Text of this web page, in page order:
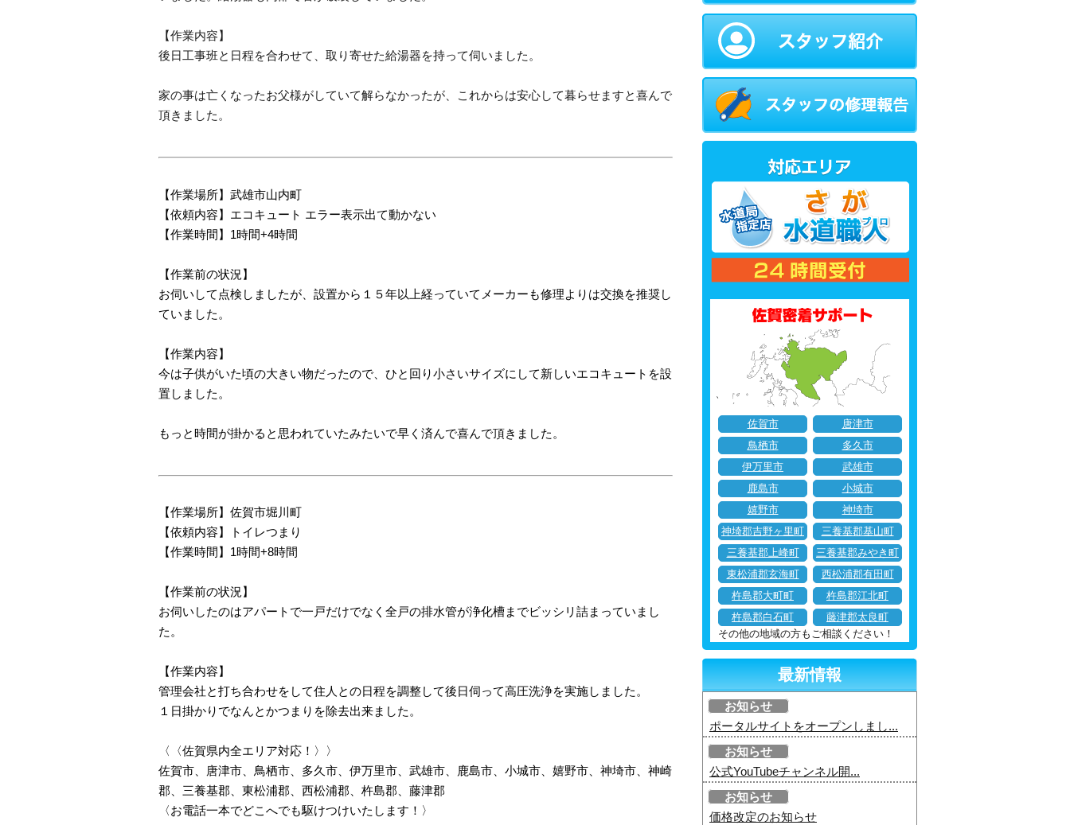
【作業内容】
後日工事班と日程を合わせて、取り寄せた給湯器を持って伺いました。
家の事は亡くなったお父様がしていて解らなかったが、これからは安心して暮らせますと喜んで
頂きました。
【作業場所】武雄市山内町
【依頼内容】エコキュート エラー表示出て動かない
【作業時間】1時間+4時間
【作業前の状況】
お伺いして点検しましたが、設置から１５年以上経っていてメーカーも修理よりは交換を推奨し
ていました。
【作業内容】
今は子供がいた頃の大きい物だったので、ひと回り小さいサイズにして新しいエコキュートを設
置しました。
もっと時間が掛かると思われていたみたいで早く済んで喜んで頂きました。
【作業場所】佐賀市堀川町
【依頼内容】トイレつまり
【作業時間】1時間+8時間
【作業前の状況】
お伺いしたのはアパートで一戸だけでなく全戸の排水管が浄化槽までビッシリ詰まっていまし
た。
【作業内容】
管理会社と打ち合わせをして住人との日程を調整して後日伺って高圧洗浄を実施しました。
１日掛かりでなんとかつまりを除去出来ました。
〈〈佐賀県内全エリア対応！〉〉
佐賀市、唐津市、鳥栖市、多久市、伊万里市、武雄市、鹿島市、小城市、嬉野市、神埼市、神崎
郡、三養基郡、東松浦郡、西松浦郡、杵島郡、藤津郡
〈お電話一本でどこへでも駆けつけいたします！〉
佐賀市
唐津市
鳥栖市
多久市
伊万里市
武雄市
鹿島市
小城市
嬉野市
神埼市
神埼郡吉野ヶ里町
三養基郡基山町
三養基郡上峰町
三養基郡みやき町
東松浦郡玄海町
西松浦郡有田町
杵島郡大町町
杵島郡江北町
杵島郡白石町
藤津郡太良町
その他の地域の方もご相談ください！
最新情報
お知らせ
ポータルサイトをオープンしまし...
お知らせ
公式YouTubeチャンネル開...
お知らせ
価格改定のお知らせ